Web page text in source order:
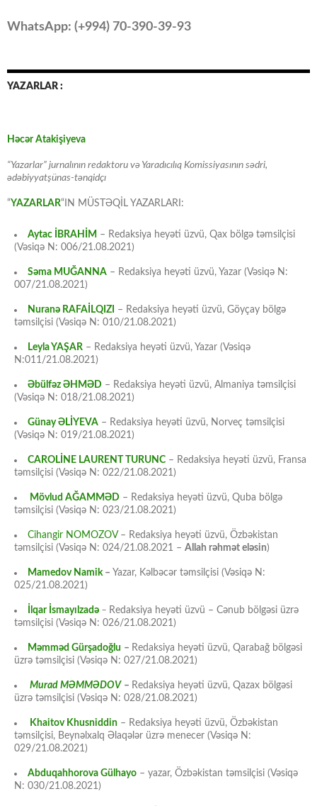
WhatsApp: (+994) 70-390-39-93
YAZARLAR :
Həcər Atakişiyeva
“Yazarlar” jurnalının redaktoru və Yaradıcılıq Komissiyasının sədri,
ədəbiyyatşünas-tənqidçı
“YAZARLAR“IN MÜSTƏQİL YAZARLARI:
Aytac İBRAHİM – Redaksiya heyəti üzvü, Qax bölgə təmsilçisi
(Vəsiqə N: 006/21.08.2021)
Səma MUĞANNA – Redaksiya heyəti üzvü, Yazar (Vəsiqə N:
007/21.08.2021)
Nuranə RAFAİLQIZI
– Redaksiya heyəti üzvü, Göyçay bölgə
təmsilçisi (Vəsiqə N: 010/21.08.2021)
Leyla YAŞAR – Redaksiya heyəti üzvü, Yazar (Vəsiqə
N:011/21.08.2021)
Əbülfəz ƏHMƏD – Redaksiya heyəti üzvü, Almaniya təmsilçisi
(Vəsiqə N: 018/21.08.2021)
Günay ƏLİYEVA – Redaksiya heyəti üzvü, Norveç təmsilçisi
(Vəsiqə N: 019/21.08.2021)
CAROLİNE LAURENT TURUNC – Redaksiya heyəti üzvü, Fransa
təmsilçisi (Vəsiqə N: 022/21.08.2021)
Mövlud AĞAMMƏD – Redaksiya heyəti üzvü, Quba bölgə
təmsilçisi (Vəsiqə N: 023/21.08.2021)
Cihangir NOMOZOV– Redaksiya heyəti üzvü, Özbəkistan
təmsilçisi (Vəsiqə N: 024/21.08.2021 – Allah rəhmət eləsin)
Mamedov Namik – Yazar, Kəlbəcər təmsilçisi (Vəsiqə N:
025/21.08.2021)
İlqar İsmayılzadə – Redaksiya heyəti üzvü – Cənub bölgəsi üzrə
təmsilçisi (Vəsiqə N: 026/21.08.2021)
Məmməd Gürşadoğlu – Redaksiya heyəti üzvü, Qarabağ bölgəsi
üzrə təmsilçisi (Vəsiqə N: 027/21.08.2021)
Murad MƏMMƏDOV – Redaksiya heyəti üzvü, Qazax bölgəsi
üzrə təmsilçisi (Vəsiqə N: 028/21.08.2021)
Khaitov Khusniddin – Redaksiya heyəti üzvü, Özbəkistan
təmsilçisi, Beynəlxalq Əlaqələr üzrə menecer (Vəsiqə N:
029/21.08.2021)
Abduqahhorova Gülhayo – yazar, Özbəkistan təmsilçisi (Vəsiqə
N: 030/21.08.2021)